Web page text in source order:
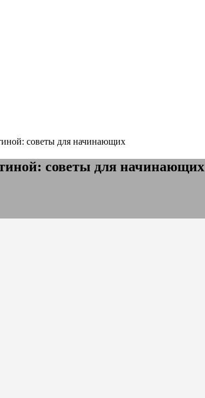
советы для начинающих
советы для начинающих